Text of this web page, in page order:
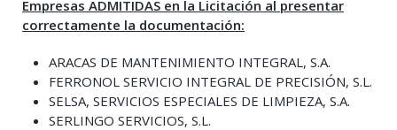
Empresas ADMITIDAS en la Licitación al presentar
correctamente la documentación:
ARACAS DE MANTENIMIENTO INTEGRAL, S.A.
FERRONOL SERVICIO INTEGRAL DE PRECISIÓN, S.L.
SELSA, SERVICIOS ESPECIALES DE LIMPIEZA, S.A.
SERLINGO SERVICIOS, S.L.